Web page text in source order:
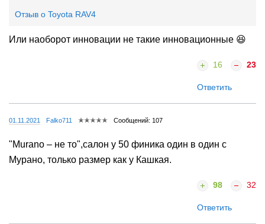
Отзыв о Toyota RAV4
Или наоборот инновации не такие инновационные 😆
16 23
Ответить
01.11.2021 Falko711 Сообщений: 107
"Murano – не то",салон у 50 финика один в один с
Мурано, только размер как у Кашкая.
98 32
Ответить